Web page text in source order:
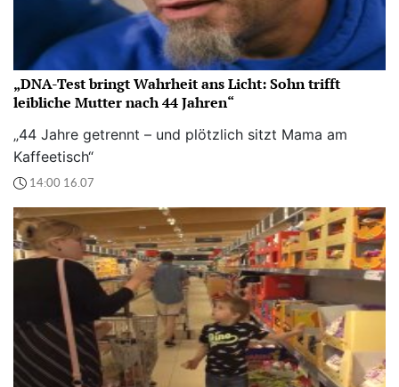
„DNA-Test bringt Wahrheit ans Licht: Sohn trifft
leibliche Mutter nach 44 Jahren“
„44 Jahre getrennt – und plötzlich sitzt Mama am
Kaffeetisch“
14:00 16.07